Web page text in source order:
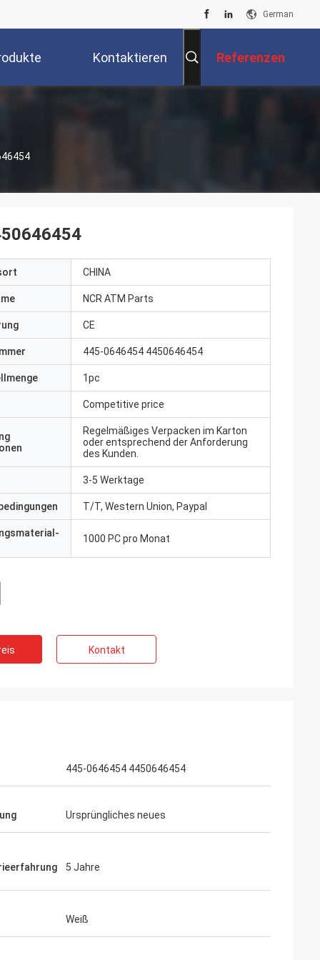
German
Kontaktieren Referenzen
CHINA
NCR ATM Parts
CE
445-0646454 4450646454
1pc
Competitive price
Regelmäßiges Verpacken im Karton
oder entsprechend der Anforderung
des Kunden.
3-5 Werktage
T/T, Western Union, Paypal
1000 PC pro Monat
Kontakt
445-0646454 4450646454
Ursprüngliches neues
5 Jahre
Weiß